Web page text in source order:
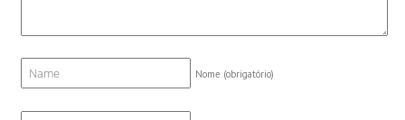
Nome (obrigatório)